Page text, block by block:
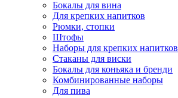
Бокалы для вина
Для крепких напитков
Рюмки, стопки
Штофы
Наборы для крепких напитков
Стаканы для виски
Бокалы для коньяка и бренди
Комбинированные наборы
Для пива